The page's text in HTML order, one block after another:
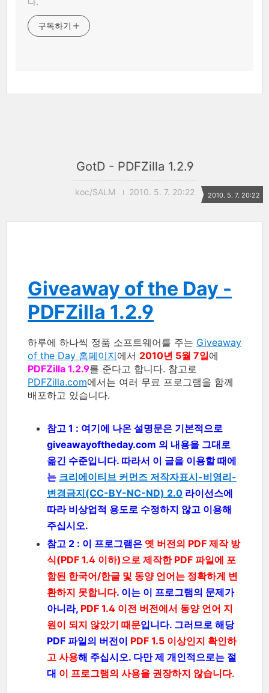
구독하기
GotD - PDFZilla 1.2.9
koc/SALM 2010. 5. 7. 20:22 2010. 5. 7. 20:22
Giveaway of the Day -
PDFZilla 1.2.9
하루에 하나씩 정품 소프트웨어를 주는 Giveaway
of the Day 홈페이지에서 2010년 5월 7일에
PDFZilla 1.2.9를 준다고 합니다. 참고로
PDFZilla.com에서는 여러 무료 프로그램을 함께
배포하고 있습니다.
참고 1 : 여기에 나온 설명문은 기본적으로
giveawayoftheday.com 의 내용을 그대로
옮긴 수준입니다. 따라서 이 글을 이용할 때에
는 크리에이티브 커먼즈 저작자표시-비영리-
변경금지(CC-BY-NC-ND) 2.0 라이선스에
따라 비상업적 용도로 수정하지 않고 이용해
주십시오.
참고 2 : 이 프로그램은 옛 버전의 PDF 제작 방
식(PDF 1.4 이하)으로 제작한 PDF 파일에 포
함된 한국어/한글 및 동양 언어는 정확하게 변
환하지 못합니다. 이는 이 프로그램의 문제가
아니라, PDF 1.4 이전 버전에서 동양 언어 지
원이 되지 않았기 때문입니다. 그러므로 해당
PDF 파일의 버전이 PDF 1.5 이상인지 확인하
고 사용해 주십시오. 다만 제 개인적으로는 절
대 이 프로그램의 사용을 권장하지 않습니다.